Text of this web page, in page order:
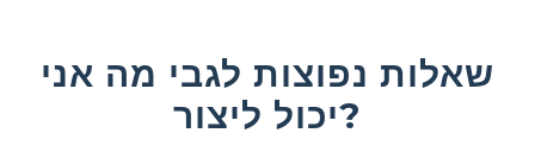
שאלות נפוצות לגבי מה אני
יכול ליצור?